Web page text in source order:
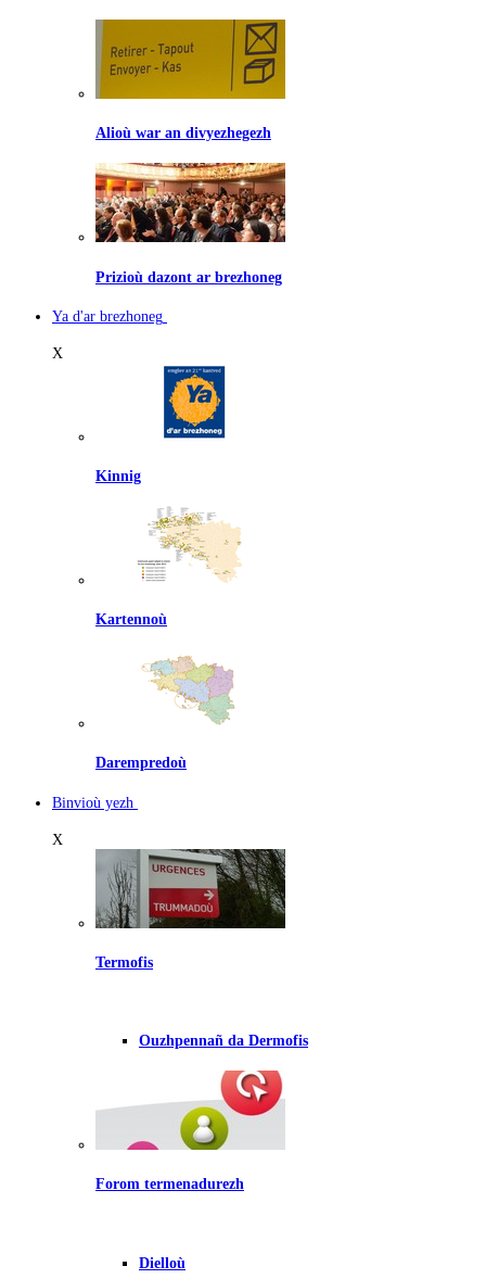
Alioù war an divyezhegezh
Prizioù dazont ar brezhoneg
Ya d'ar brezhoneg
X
Kinnig
Kartennoù
Darempredoù
Binvioù yezh
X
Termofis
Ouzhpennañ da Dermofis
Forom termenadurezh
Dielloù